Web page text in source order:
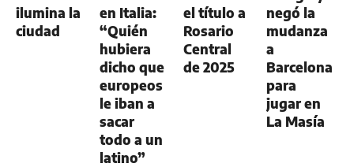
ilumina la
ciudad
en Italia:
“Quién
hubiera
dicho que
europeos
le iban a
sacar
todo a un
latino”
el título a
Rosario
Central
de 2025
negó la
mudanza
a
Barcelona
para
jugar en
La Masía